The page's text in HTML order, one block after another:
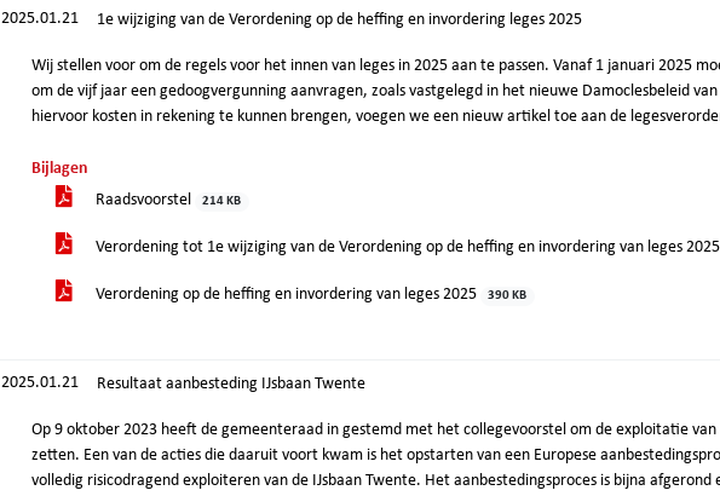
2025.01.21 1e wijziging van de Verordening op de heffing en invordering leges 2025
Wij stellen voor om de regels voor het innen van leges in 2025 aan te passen. Vanaf 1 januari 2025
om de vijf jaar een gedoogvergunning aanvragen, zoals vastgelegd in het nieuwe Damoclesbeleid
hiervoor kosten in rekening te kunnen brengen, voegen we een nieuw artikel toe aan de
Bijlagen
Raadsvoorstel
214 KB
Verordening tot 1e wijziging van de Verordening op de heffing en invordering van leges 2025
Verordening op de heffing en invordering van leges 2025 390 KB
2025.01.21 Resultaat aanbesteding IJsbaan Twente
Op 9 oktober 2023 heeft de gemeenteraad in gestemd met het collegevoorstel om de exploitatie
zetten. Een van de acties die daaruit voort kwam is het opstarten van een Europese
volledig risicodragend exploiteren van de IJsbaan Twente. Het aanbestedingsproces is bijna afgerond